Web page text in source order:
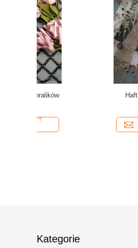
Partyjna szara haftowana
Skontaktuj
teraz
Kategorie